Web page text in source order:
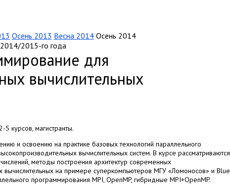
Осень 2013 Весна 2014 Осень 2014
2014/2015-го года
для
вычислительных
курсов, магистранты.
и освоению на практике базовых технологий параллельного
вычислительных систем. В курсе рассматриваются
методы построения архитектур современных
вычислительных на примере суперкомпьютеров МГУ «Ломоносов» и Blue
программирования MPI, OpenMP, гибридные MPI+OpenMP.